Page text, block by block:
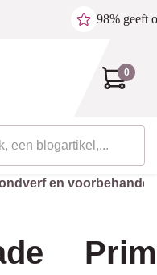
98% geeft
0
en
Prim